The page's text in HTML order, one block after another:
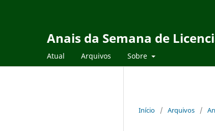
Anais da Semana de
Atual Arquivos Sobre
Início / Arquivos /